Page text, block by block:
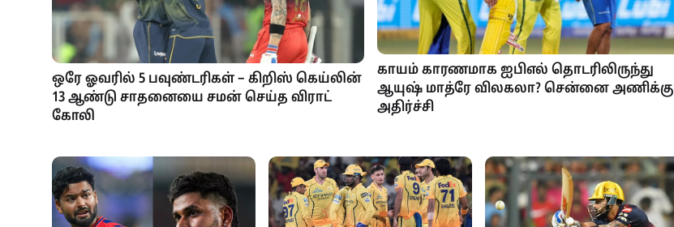
ஒரே ஓவரில் 5 பவுண்டரிகள் – கிறிஸ் கெய்லின்
13 ஆண்டு சாதனையை சமன் செய்த விராட்
கோலி
காயம் காரணமாக ஐபிஎல் தொடரிலிருந்து
ஆயுஷ் மாத்ரே விலகலா? சென்னை அணிக்கு
அதிர்ச்சி